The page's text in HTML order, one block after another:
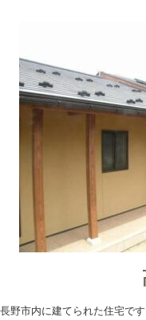
長野市内に建てられた住宅で